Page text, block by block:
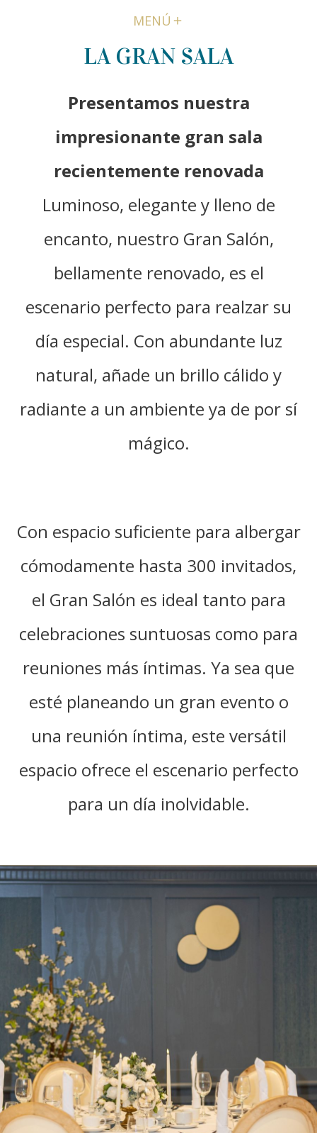
MENÚ
LA GRAN SALA
Presentamos nuestra
impresionante gran sala
recientemente renovada
Luminoso, elegante y lleno de
encanto, nuestro Gran Salón,
bellamente renovado, es el
escenario perfecto para realzar su
día especial. Con abundante luz
natural, añade un brillo cálido y
radiante a un ambiente ya de por sí
mágico.
Con espacio suficiente para albergar
cómodamente hasta 300 invitados,
el Gran Salón es ideal tanto para
celebraciones suntuosas como para
reuniones más íntimas. Ya sea que
esté planeando un gran evento o
una reunión íntima, este versátil
espacio ofrece el escenario perfecto
para un día inolvidable.